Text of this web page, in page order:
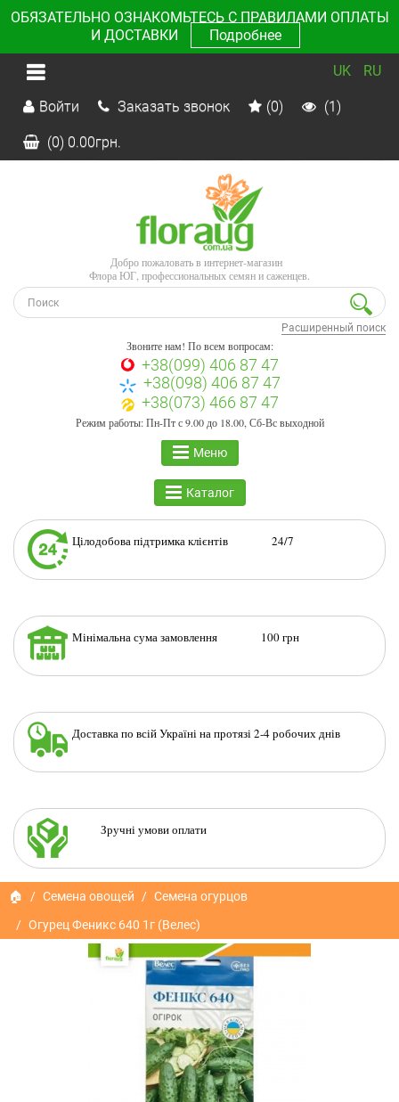
ОБЯЗАТЕЛЬНО ОЗНАКОМЬТЕСЬ С ПРАВИЛАМИ ОПЛАТЫ
И ДОСТАВКИ
Подробнее
UK RU
Войти Заказать звонок (0) (1)
(0) 0.00грн.
Добро пожаловать в интернет-магазин
Флора ЮГ, профессиональных семян и саженцев.
Расширенный поиск
Звоните нам! По всем вопросам:
+38(099) 406 87 47
+38(098) 406 87 47
+38(073) 466 87 47
Режим работы: Пн-Пт с 9.00 до 18.00, Сб-Вс выходной
Меню
Каталог
Цілодобова підтримка клієнтів 24/7
Мінімальна сума замовлення 100 грн
Доставка по всій Україні на протязі 2-4 робочих днів
Зручні умови оплати
🏠 Семена овощей
Семена огурцов
Огурец Феникс 640 1г (Велес)